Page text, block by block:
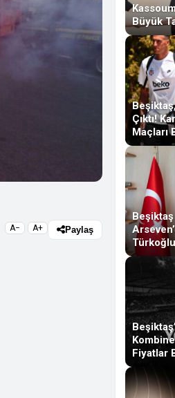
A− A+ Paylaş
Büyük
Çıktı!
Maçları
Fiyatlar